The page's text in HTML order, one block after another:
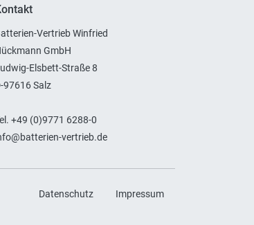
Vertrieb Winfried
GmbH
Elsbett-Straße 8
97616 Salz
+49 (0)9771 6288-0
vertrieb.de
Datenschutz Impressum